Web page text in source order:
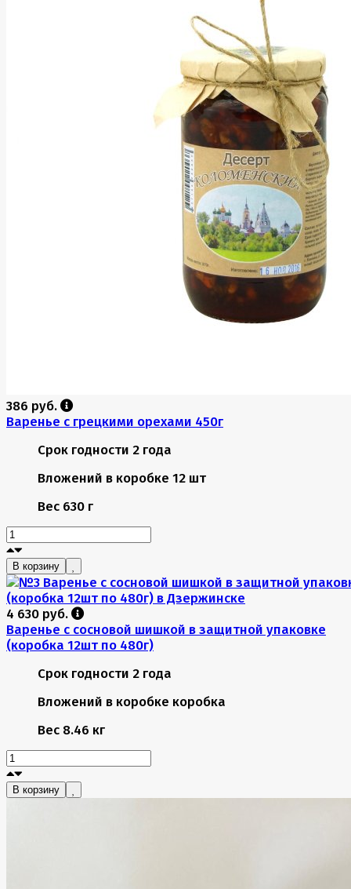
386 руб.
Варенье с грецкими орехами 450г
Срок годности 2 года
Вложений в коробке 12 шт
Вес 630 г
В корзину
4 630 руб.
Варенье с сосновой шишкой в защитной упаковке
(коробка 12шт по 480г)
Срок годности 2 года
Вложений в коробке коробка
Вес 8.46 кг
В корзину